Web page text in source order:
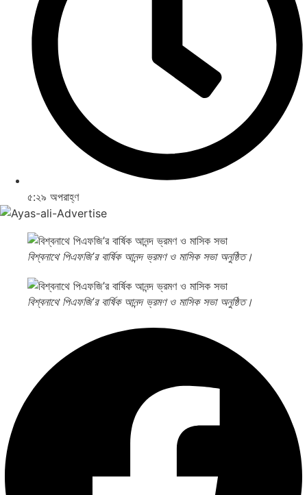
৫:২৯ অপরাহ্ণ
বিশ্বনাথে পিএফজি’র বার্ষিক আনন্দ ভ্রমণ ও মাসিক সভা অনুষ্ঠিত।
বিশ্বনাথে পিএফজি’র বার্ষিক আনন্দ ভ্রমণ ও মাসিক সভা অনুষ্ঠিত।